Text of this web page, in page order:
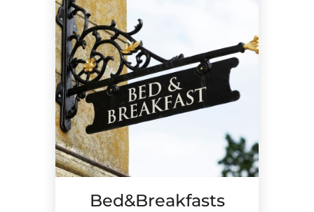
Bed&Breakfasts